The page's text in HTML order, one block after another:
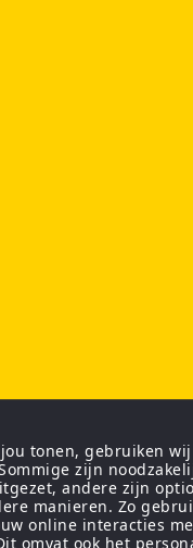
tonen, gebruiken
zijn
andere zijn
manieren. Zo
online interacties
omvat ook het